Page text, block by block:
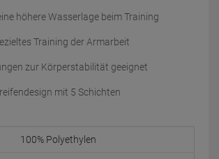
höhere Wasserlage beim Training
Training der Armarbeit
zur Körperstabilität geeignet
mit 5 Schichten
100% Polyethylen